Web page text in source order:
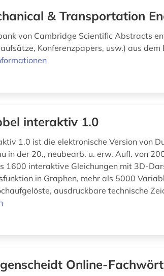
& Transportation
von Cambridge Scientific Abstracts
Konferenzpapers, usw.) aus
interaktiv 1.0
1.0 ist die elektronische Version von
in der 20., neubearb. u. erw. Aufl. von
1600 interaktive Gleichungen mit 3D-
in Graphen, mehr als 5000
ausdruckbare technische
Online-